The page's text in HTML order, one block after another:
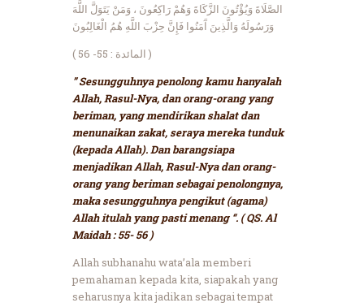
الصَّلَاةَ وَيُؤْتُونَ الزَّكَاةَ وَهُمْ رَاكِعُونَ ، وَمَنْ يَتَوَلَّ اللَّهَ
وَرَسُولَهُ وَالَّذِينَ آَمَنُوا فَإِنَّ حِزْبَ اللَّهِ هُمُ الْغَالِبُونَ
( المائدة : 55- 56 )
” Sesungguhnya penolong kamu hanyalah
Allah, Rasul-Nya, dan orang-orang yang
beriman, yang mendirikan shalat dan
menunaikan zakat, seraya mereka tunduk
(kepada Allah). Dan barangsiapa
menjadikan Allah, Rasul-Nya dan orang-
orang yang beriman sebagai penolongnya,
maka sesungguhnya pengikut (agama)
Allah itulah yang pasti menang “. ( QS. Al
Maidah : 55- 56 )
Allah subhanahu wata’ala memberi
pemahaman kepada kita, siapakah yang
seharusnya kita jadikan sebagai tempat